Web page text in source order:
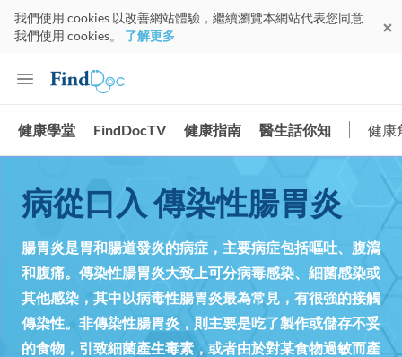
我們使用 cookies 以改善網站體驗，繼續瀏覽本網站代表您同意
我們使用 cookies。 了解更多
健康學堂 FindDocTV 健康指南 醫生話你知 健康
病從口入 傳染性腸胃炎
腸胃炎是胃和腸道發炎的病症，主要病症包括嘔吐、腹瀉
和腹痛。傳染性腸胃炎大致上可分病毒感染、細菌感染或
其他感染，其中以病毒性腸胃炎最為常見，有很強的接觸
傳染性。非傳染性腸胃炎，則主要是吃了製作或儲存不妥
的食物，引致細菌產生毒素，或者由於對某食物過敏而產